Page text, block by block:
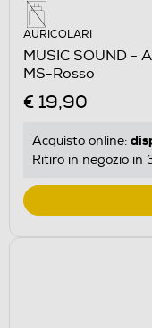
AURICOLARI
MUSIC SOUND -
MS-Rosso
€ 19,90
Acquisto online:
Ritiro in negozio in